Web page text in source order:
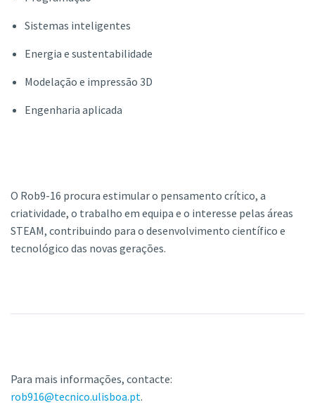
Sistemas inteligentes
Energia e sustentabilidade
Modelação e impressão 3D
Engenharia aplicada
O Rob9-16 procura estimular o pensamento crítico, a
criatividade, o trabalho em equipa e o interesse pelas áreas
STEAM, contribuindo para o desenvolvimento científico e
tecnológico das novas gerações.
Para mais informações, contacte:
rob916@tecnico.ulisboa.pt.